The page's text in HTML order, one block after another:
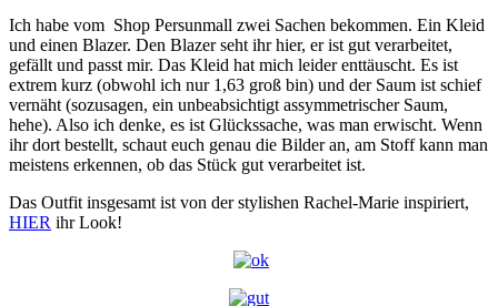
Ich habe vom Shop Persunmall zwei Sachen bekommen. Ein Kleid
und einen Blazer. Den Blazer seht ihr hier, er ist gut verarbeitet,
gefällt und passt mir. Das Kleid hat mich leider enttäuscht. Es ist
extrem kurz (obwohl ich nur 1,63 groß bin) und der Saum ist schief
vernäht (sozusagen, ein unbeabsichtigt assymmetrischer Saum,
hehe). Also ich denke, es ist Glückssache, was man erwischt. Wenn
ihr dort bestellt, schaut euch genau die Bilder an, am Stoff kann man
meistens erkennen, ob das Stück gut verarbeitet ist.
Das Outfit insgesamt ist von der stylishen Rachel-Marie inspiriert,
HIER ihr Look!